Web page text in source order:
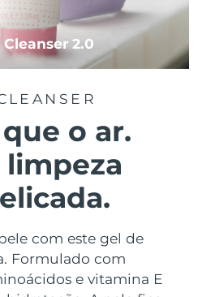
2.0
o ar.
limpeza
com este gel de
Formulado com
e vitamina E